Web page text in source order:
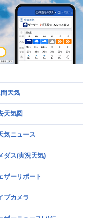
天気
天気図
気ニュース
ダス(実況天気)
ザーリポート
ブカメラ